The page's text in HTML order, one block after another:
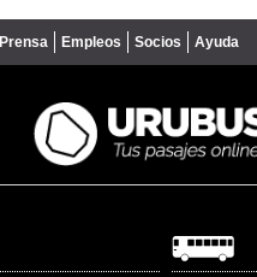
Prensa Empleos Socios Ayuda